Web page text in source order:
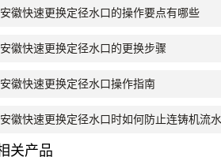
安徽快速更换定径水口的操作要点有哪些
安徽快速更换定径水口的更换步骤
安徽快速更换定径水口操作指南
安徽快速更换定径水口时如何防止连铸机流水
关产品